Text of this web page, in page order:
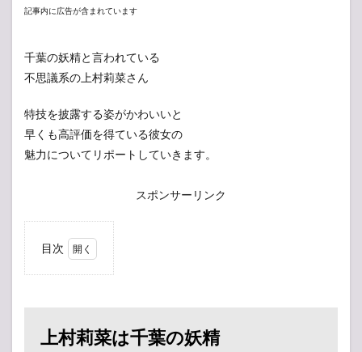
記事内に広告が含まれています
千葉の妖精と言われている
不思議系の上村莉菜さん
特技を披露する姿がかわいいと
早くも高評価を得ている彼女の
魅力についてリポートしていきます。
スポンサーリンク
目次
葉の
妖精
上村莉菜は千葉の妖精